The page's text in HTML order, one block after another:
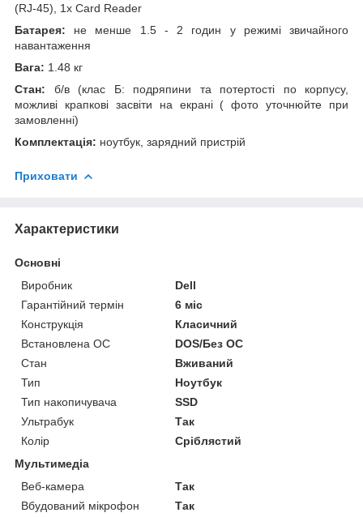
(RJ-45), 1x Card Reader
Батарея: не менше 1.5 - 2 годин у режимі звичайного
навантаження
Вага: 1.48 кг
Стан: б/в (клас Б: подряпини та потертості по корпусу,
можливі крапкові засвіти на екрані ( фото уточнюйте при
замовленні)
Комплектація: ноутбук, зарядний пристрій
Приховати
Характеристики
Основні
Виробник
Dell
Гарантійний термін
6 міс
Конструкція
Класичний
Встановлена ОС
DOS/Без ОС
Стан
Вживаний
Тип
Ноутбук
Тип накопичувача
SSD
Ультрабук
Так
Колір
Сріблястий
Мультимедіа
Веб-камера
Так
Вбудований мікрофон
Так